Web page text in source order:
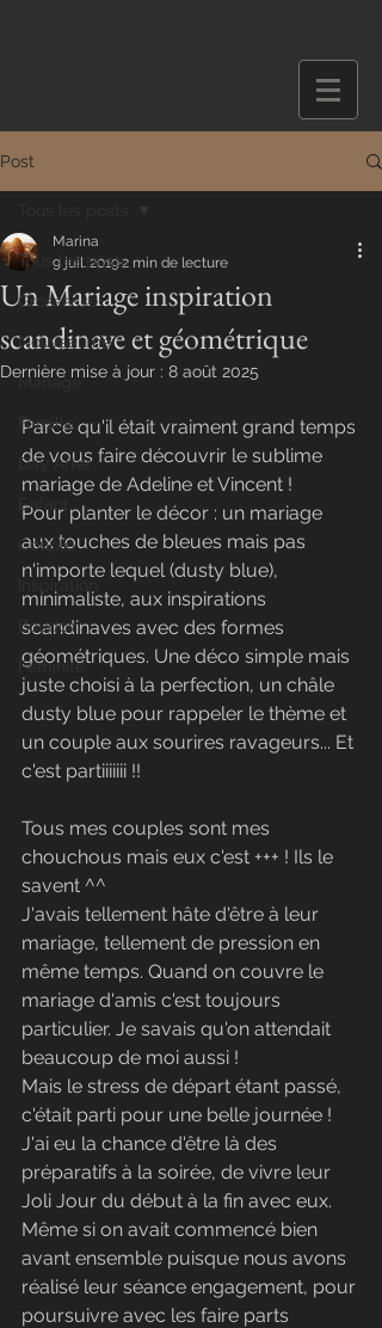
Post
Tous les posts
Grossesse
Nouveau né
Mariage
Famille
Day After
Enfant
Couple
Inspiration
Boudoir
Féminité
Un Mariage inspiration
scandinave et géométrique
Marina
9 juil. 20192 min de lecture
Dernière mise à jour : 8 août 2025
Parce qu'il était vraiment grand temps
de vous faire découvrir le sublime
mariage de Adeline et Vincent !
Pour planter le décor : un mariage
aux touches de bleues mais pas
n'importe lequel (dusty blue),
minimaliste, aux inspirations
scandinaves avec des formes
géométriques. Une déco simple mais
juste choisi à la perfection, un châle
dusty blue pour rappeler le thème et
un couple aux sourires ravageurs... Et
c'est partiiiiiii !!
Tous mes couples sont mes
chouchous mais eux c'est +++ ! Ils le
savent ^^
J'avais tellement hâte d'être à leur
mariage, tellement de pression en
même temps. Quand on couvre le
mariage d'amis c'est toujours
particulier. Je savais qu'on attendait
beaucoup de moi aussi !
Mais le stress de départ étant passé,
c'était parti pour une belle journée !
J'ai eu la chance d'être là des
préparatifs à la soirée, de vivre leur
Joli Jour du début à la fin avec eux.
Même si on avait commencé bien
avant ensemble puisque nous avons
réalisé leur séance engagement, pour
poursuivre avec les faire parts